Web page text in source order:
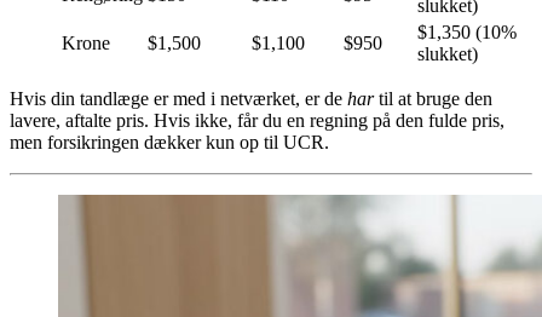
slukket)
Krone
$1,500 $1,100 $950
$1,350 (10%
slukket)
Hvis din tandlæge er med i netværket, er de hartil at bruge den
lavere, aftalte pris. Hvis ikke, får du en regning på den fulde pris,
men forsikringen dækker kun op til UCR.